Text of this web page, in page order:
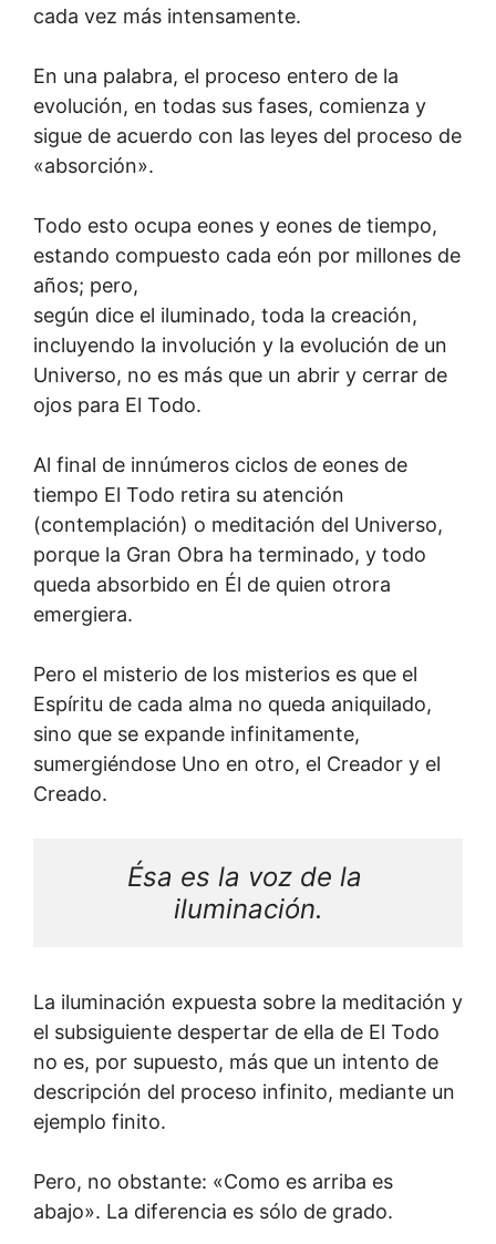
cada vez más intensamente.
En una palabra, el proceso entero de la
evolución, en todas sus fases, comienza y
sigue de acuerdo con las leyes del proceso de
«absorción».
Todo esto ocupa eones y eones de tiempo,
estando compuesto cada eón por millones de
años; pero,
según dice el iluminado, toda la creación,
incluyendo la involución y la evolución de un
Universo, no es más que un abrir y cerrar de
ojos para El Todo.
Al final de innúmeros ciclos de eones de
tiempo El Todo retira su atención
(contemplación) o meditación del Universo,
porque la Gran Obra ha terminado, y todo
queda absorbido en Él de quien otrora
emergiera.
Pero el misterio de los misterios es que el
Espíritu de cada alma no queda aniquilado,
sino que se expande infinitamente,
sumergiéndose Uno en otro, el Creador y el
Creado.
Ésa es la voz de la
iluminación.
La iluminación expuesta sobre la meditación y
el subsiguiente despertar de ella de El Todo
no es, por supuesto, más que un intento de
descripción del proceso infinito, mediante un
ejemplo finito.
Pero, no obstante: «Como es arriba es
abajo». La diferencia es sólo de grado.